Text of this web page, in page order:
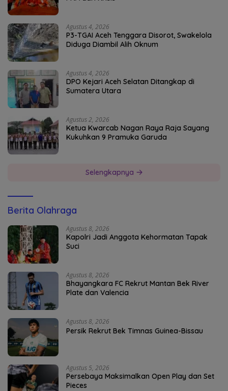
Agustus 4, 2026
P3-TGAI Aceh Tenggara Disorot, Swakelola
Diduga Diambil Alih Oknum
Agustus 4, 2026
DPO Kejari Aceh Selatan Ditangkap di
Sumatera Utara
Agustus 2, 2026
Ketua Kwarcab Nagan Raya Raja Sayang
Kukuhkan 9 Pramuka Garuda
Selengkapnya
Berita Olahraga
Agustus 8, 2026
Kapolri Jadi Anggota Kehormatan Tapak
Suci
Agustus 8, 2026
Bhayangkara FC Rekrut Mantan Bek River
Plate dan Valencia
Agustus 8, 2026
Persik Rekrut Bek Timnas Guinea-Bissau
Agustus 5, 2026
Persebaya Maksimalkan Open Play dan Set
Pieces